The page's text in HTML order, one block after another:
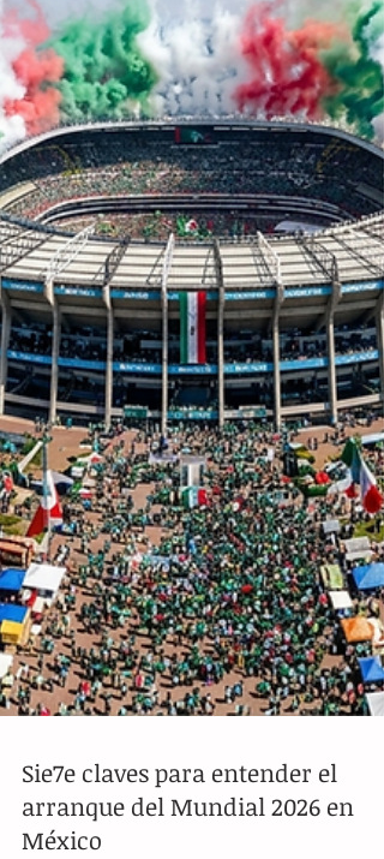
el balompié nacional. Más de 50,000
aficionados abarrotaron el Fan Fest del
Zócalo y las calles del Centro Histórico
para seguir el debut de la Selección
Mexicana a través de pantallas gigantes.
Entre cánticos de Cielito Lindo y el
estallido de las trompetas, la hinchada
local ar